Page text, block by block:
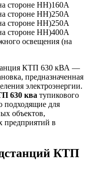
стороне НН)160А
стороне НН)250А
стороне НН)250А
стороне НН)400А
освещения (на
КТП 630 кВА —
предназначенная
электроэнергии.
630 ква тупикового
подходящие для
объектов,
в
КТП